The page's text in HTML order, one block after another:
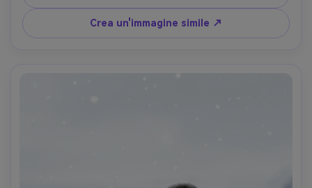
umore costiero- -ar 4:5
Crea un'immagine simile ↗